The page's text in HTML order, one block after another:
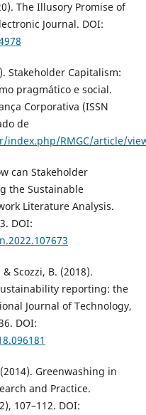
The Illusory Promise of
Journal. DOI:
Stakeholder Capitalism:
pragmático e social.
Corporativa (ISSN
de
RMGC/article/
can Stakeholder
the Sustainable
Literature Analysis.
DOI:
Scozzi, B. (2018).
reporting: the
Journal of Technology,
DOI:
Greenwashing in
and Practice.
107–112. DOI: